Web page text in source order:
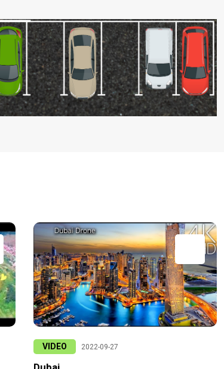
VIDEO 2022-09-27